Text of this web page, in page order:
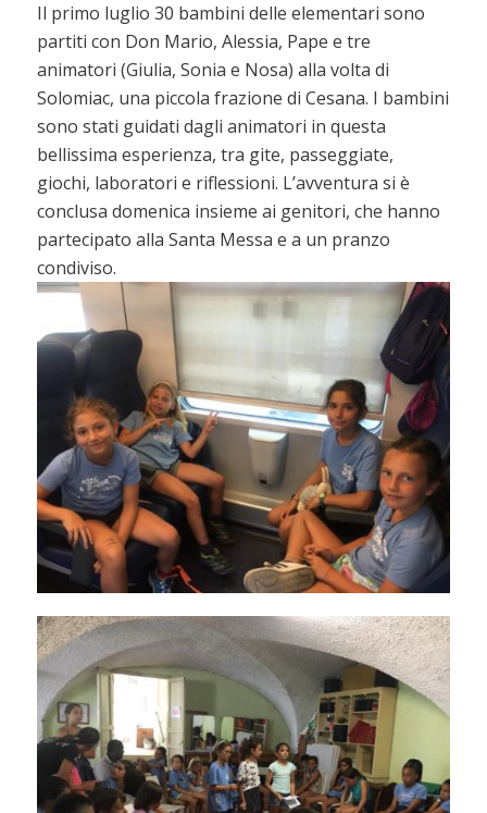
Il primo luglio 30 bambini delle elementari sono
partiti con Don Mario, Alessia, Pape e tre
animatori (Giulia, Sonia e Nosa) alla volta di
Solomiac, una piccola frazione di Cesana. I bambini
sono stati guidati dagli animatori in questa
bellissima esperienza, tra gite, passeggiate,
giochi, laboratori e riflessioni. L’avventura si è
conclusa domenica insieme ai genitori, che hanno
partecipato alla Santa Messa e a un pranzo
condiviso.